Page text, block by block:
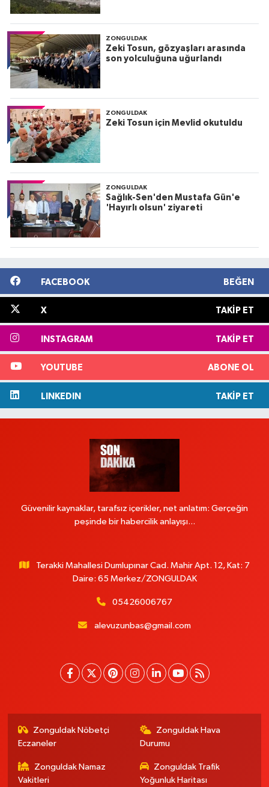
ZONGULDAK
Zeki Tosun, gözyaşları arasında
son yolculuğuna uğurlandı
ZONGULDAK
Zeki Tosun için Mevlid okutuldu
ZONGULDAK
Sağlık-Sen'den Mustafa Gün'e
'Hayırlı olsun' ziyareti
FACEBOOK BEĞEN
X TAKIP ET
INSTAGRAM TAKIP ET
YOUTUBE ABONE OL
LINKEDIN TAKIP ET
Güvenilir kaynaklar, tarafsız içerikler, net anlatım: Gerçeğin
peşinde bir habercilik anlayışı...
Terakki Mahallesi Dumlupınar Cad. Mahir Apt. 12, Kat: 7
Daire: 65 Merkez/ZONGULDAK
05426006767
alevuzunbas@gmail.com
Zonguldak Nöbetçi
Eczaneler
Zonguldak Hava
Durumu
Zonguldak Namaz
Vakitleri
Zonguldak Trafik
Yoğunluk Haritası